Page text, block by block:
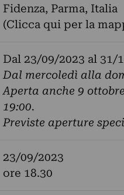
Fidenza, Parma, Italia
(Clicca qui per la
Dal 23/09/2023 al 31/
Dal mercoledì alla
Aperta anche 9
19:00.
Previste aperture
23/09/2023
ore 18.30